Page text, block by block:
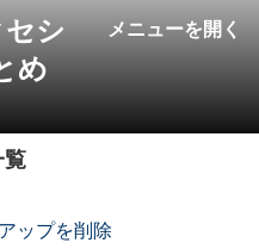
メニューを開く
シ
め
覧
ップを削除